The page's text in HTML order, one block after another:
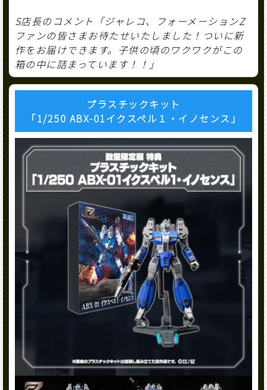
S店長のコメント「ジャレコ、フォーメーションZ
ファンの皆さまお待たせいたしました！ついに新
作をお届けできます。子供の頃のワクワクがこの
箱の中に詰まっています！！」
プラスチックキット
「1/250 ABX-01イクスペル１・イノセンス」